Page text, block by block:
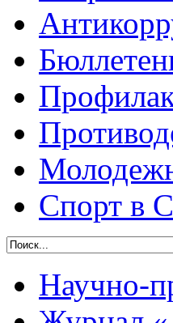
Спорт в
Научно-